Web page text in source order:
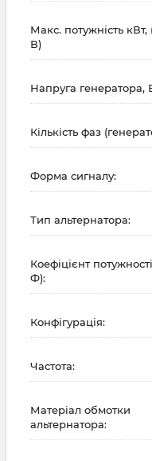
Макс. потужність кВт,
В)
Напруга генератора,
Кількість фаз
Форма сигналу:
Тип альтернатора:
Коефіцієнт
Ф):
Конфігурація:
Частота:
Матеріал обмотки
альтернатора: